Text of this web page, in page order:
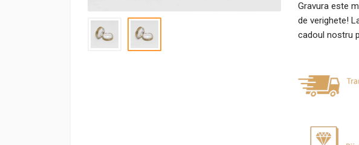
Gravura este
de verighete!
cadoul nostru